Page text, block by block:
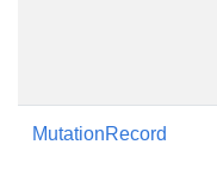
MutationRecord